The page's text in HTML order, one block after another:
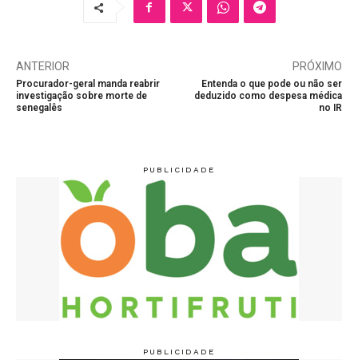
ANTERIOR
Procurador-geral manda reabrir
investigação sobre morte de
senegalês
PRÓXIMO
Entenda o que pode ou não ser
deduzido como despesa médica
no IR